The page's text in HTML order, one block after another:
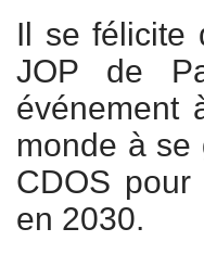
Il se félicite
JOP de
événement
monde à se
CDOS
en 2030.